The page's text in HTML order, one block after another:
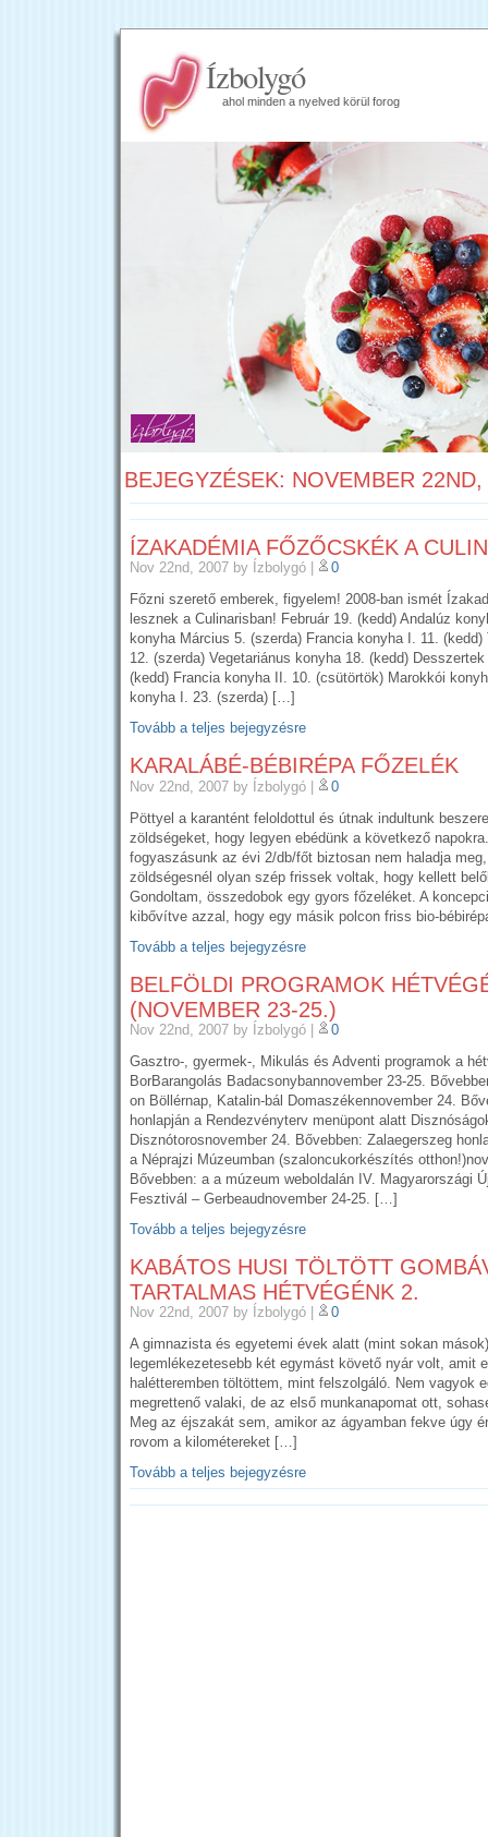
Ízbolygó
ahol minden a nyelved körül forog
BEJEGYZÉSEK: NOVEMBER
ÍZAKADÉMIA FŐZŐCSKÉK A
Nov 22nd, 2007 by Ízbolygó
0
Főzni szerető emberek, figyelem! 2008-ban ismét
lesznek a Culinarisban! Február 19. (kedd) Andalúz
konyha Március 5. (szerda) Francia konyha I. 11. (kedd)
12. (szerda) Vegetariánus konyha 18. (kedd)
(kedd) Francia konyha II. 10. (csütörtök) Marokkói
konyha I. 23. (szerda) […]
Tovább a teljes bejegyzésre
KARALÁBÉ-BÉBIRÉPA FŐZELÉK
Nov 22nd, 2007 by Ízbolygó |
0
Pöttyel a karantént feloldottul és útnak indultunk
zöldségeket, hogy legyen ebédünk a következő
fogyaszásunk az évi 2/db/főt biztosan nem haladja
zöldségesnél olyan szép frissek voltak, hogy kellett
Gondoltam, összedobok egy gyors főzeléket. A
kibővítve azzal, hogy egy másik polcon friss bio-
Tovább a teljes bejegyzésre
BELFÖLDI PROGRAMOK
(NOVEMBER 23-25.)
Nov 22nd, 2007 by Ízbolygó
0
Gasztro-, gyermek-, Mikulás és Adventi programok a
BorBarangolás Badacsonybannovember 23-25.
on Böllérnap, Katalin-bál Domaszékennovember 24.
honlapján a Rendezvényterv menüpont alatt
Disznótorosnovember 24. Bővebben: Zalaegerszeg
a Néprajzi Múzeumban (szaloncukorkészítés
Bővebben: a a múzeum weboldalán IV. Magyarországi
Fesztivál – Gerbeaudnovember 24-25. […]
Tovább a teljes bejegyzésre
KABÁTOS HUSI TÖLTÖTT
TARTALMAS HÉTVÉGÉNK 2.
Nov 22nd, 2007 by Ízbolygó
0
A gimnazista és egyetemi évek alatt (mint sokan
legemlékezetesebb két egymást követő nyár volt, amit
halétteremben töltöttem, mint felszolgáló. Nem vagyok
megrettenő valaki, de az első munkanapomat ott,
Meg az éjszakát sem, amikor az ágyamban fekve úgy
rovom a kilométereket […]
Tovább a teljes bejegyzésre